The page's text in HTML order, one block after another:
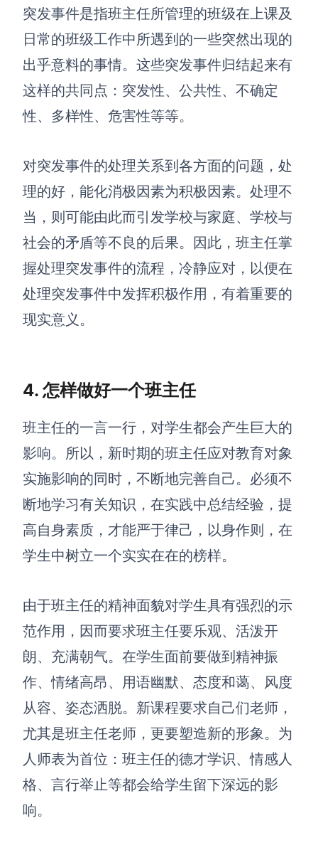
突发事件是指班主任所管理的班级在上课及
日常的班级工作中所遇到的一些突然出现的
出乎意料的事情。这些突发事件归结起来有
这样的共同点：突发性、公共性、不确定
性、多样性、危害性等等。
对突发事件的处理关系到各方面的问题，处
理的好，能化消极因素为积极因素。处理不
当，则可能由此而引发学校与家庭、学校与
社会的矛盾等不良的后果。因此，班主任掌
握处理突发事件的流程，冷静应对，以便在
处理突发事件中发挥积极作用，有着重要的
现实意义。
4. 怎样做好一个班主任
班主任的一言一行，对学生都会产生巨大的
影响。所以，新时期的班主任应对教育对象
实施影响的同时，不断地完善自己。必须不
断地学习有关知识，在实践中总结经验，提
高自身素质，才能严于律己，以身作则，在
学生中树立一个实实在在的榜样。
由于班主任的精神面貌对学生具有强烈的示
范作用，因而要求班主任要乐观、活泼开
朗、充满朝气。在学生面前要做到精神振
作、情绪高昂、用语幽默、态度和蔼、风度
从容、姿态洒脱。新课程要求自己们老师，
尤其是班主任老师，更要塑造新的形象。为
人师表为首位：班主任的德才学识、情感人
格、言行举止等都会给学生留下深远的影
响。